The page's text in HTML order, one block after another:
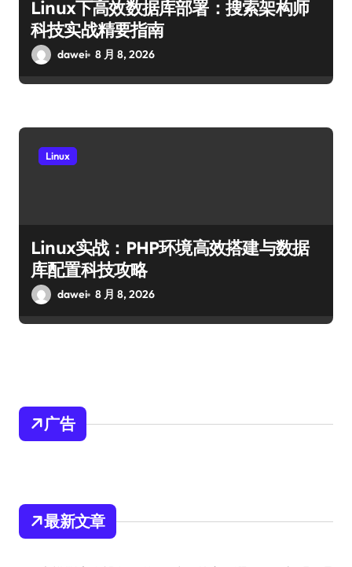
Linux下高效数据库部署：搜索架构师
科技实战精要指南
dawei 8 月 8, 2026
Linux
Linux实战：PHP环境高效搭建与数据
库配置科技攻略
dawei 8 月 8, 2026
广告
最新文章